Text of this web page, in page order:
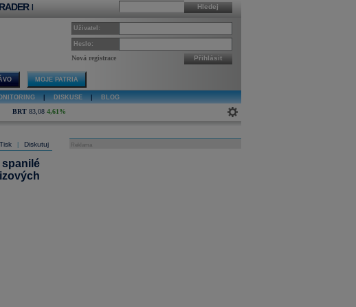
Hledej
|
Uživatel:
Heslo:
Nová registrace Přihlásit
MOJE PATRIA
DISKUSE BLOG
BRT 83,08 4,61%
Tisk Diskutuj Reklama